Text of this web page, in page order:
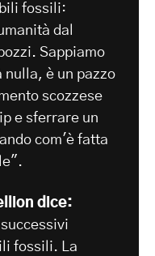
fossili:
dal
Sappiamo
nulla, è un pazzo
scozzese
e sferrare un
com'è fatta
dice:
fossili. La